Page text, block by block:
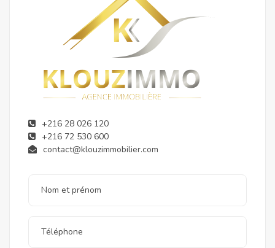
+216 28 026 120
+216 72 530 600
contact@klouzimmobilier.com